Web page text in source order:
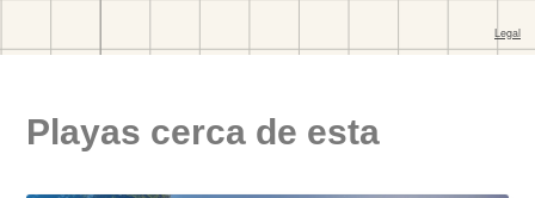
Playas cerca de esta